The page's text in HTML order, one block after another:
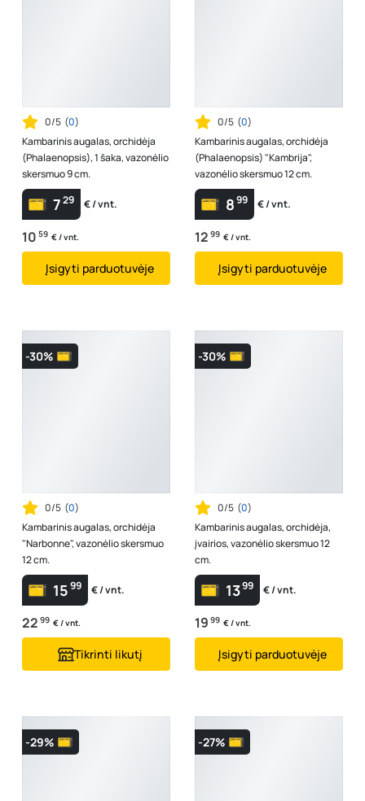
0/5 (0)
Kambarinis augalas, orchidėja
(Phalaenopsis), 1 šaka, vazonėlio
skersmuo 9 cm.
729 € / vnt.
10 59 € / vnt.
Įsigyti parduotuvėje
0/5 (0)
Kambarinis augalas, orchidėja
(Phalaenopsis) "Kambrija",
vazonėlio skersmuo 12 cm.
899 € / vnt.
12 99 € / vnt.
Įsigyti parduotuvėje
-30%
0/5 (0)
Kambarinis augalas, orchidėja
"Narbonne", vazonėlio skersmuo
12 cm.
1599 € / vnt.
22 99 € / vnt.
Tikrinti likutį
-30%
0/5 (0)
Kambarinis augalas, orchidėja,
įvairios, vazonėlio skersmuo 12
cm.
1399 € / vnt.
19 99 € / vnt.
Įsigyti parduotuvėje
-29% -27%